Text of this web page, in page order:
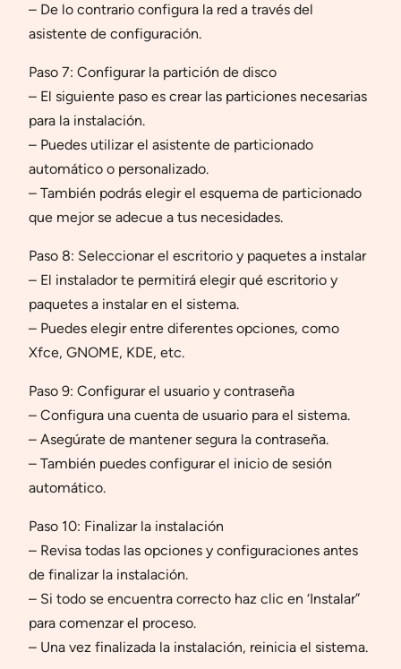
– De lo contrario configura la red a través del
asistente de configuración.
Paso 7: Configurar la partición de disco
– El siguiente paso es crear las particiones necesarias
para la instalación.
– Puedes utilizar el asistente de particionado
automático o personalizado.
– También podrás elegir el esquema de particionado
que mejor se adecue a tus necesidades.
Paso 8: Seleccionar el escritorio y paquetes a instalar
– El instalador te permitirá elegir qué escritorio y
paquetes a instalar en el sistema.
– Puedes elegir entre diferentes opciones, como
Xfce, GNOME, KDE, etc.
Paso 9: Configurar el usuario y contraseña
– Configura una cuenta de usuario para el sistema.
– Asegúrate de mantener segura la contraseña.
– También puedes configurar el inicio de sesión
automático.
Paso 10: Finalizar la instalación
– Revisa todas las opciones y configuraciones antes
de finalizar la instalación.
– Si todo se encuentra correcto haz clic en ‘Instalar”
para comenzar el proceso.
– Una vez finalizada la instalación, reinicia el sistema.